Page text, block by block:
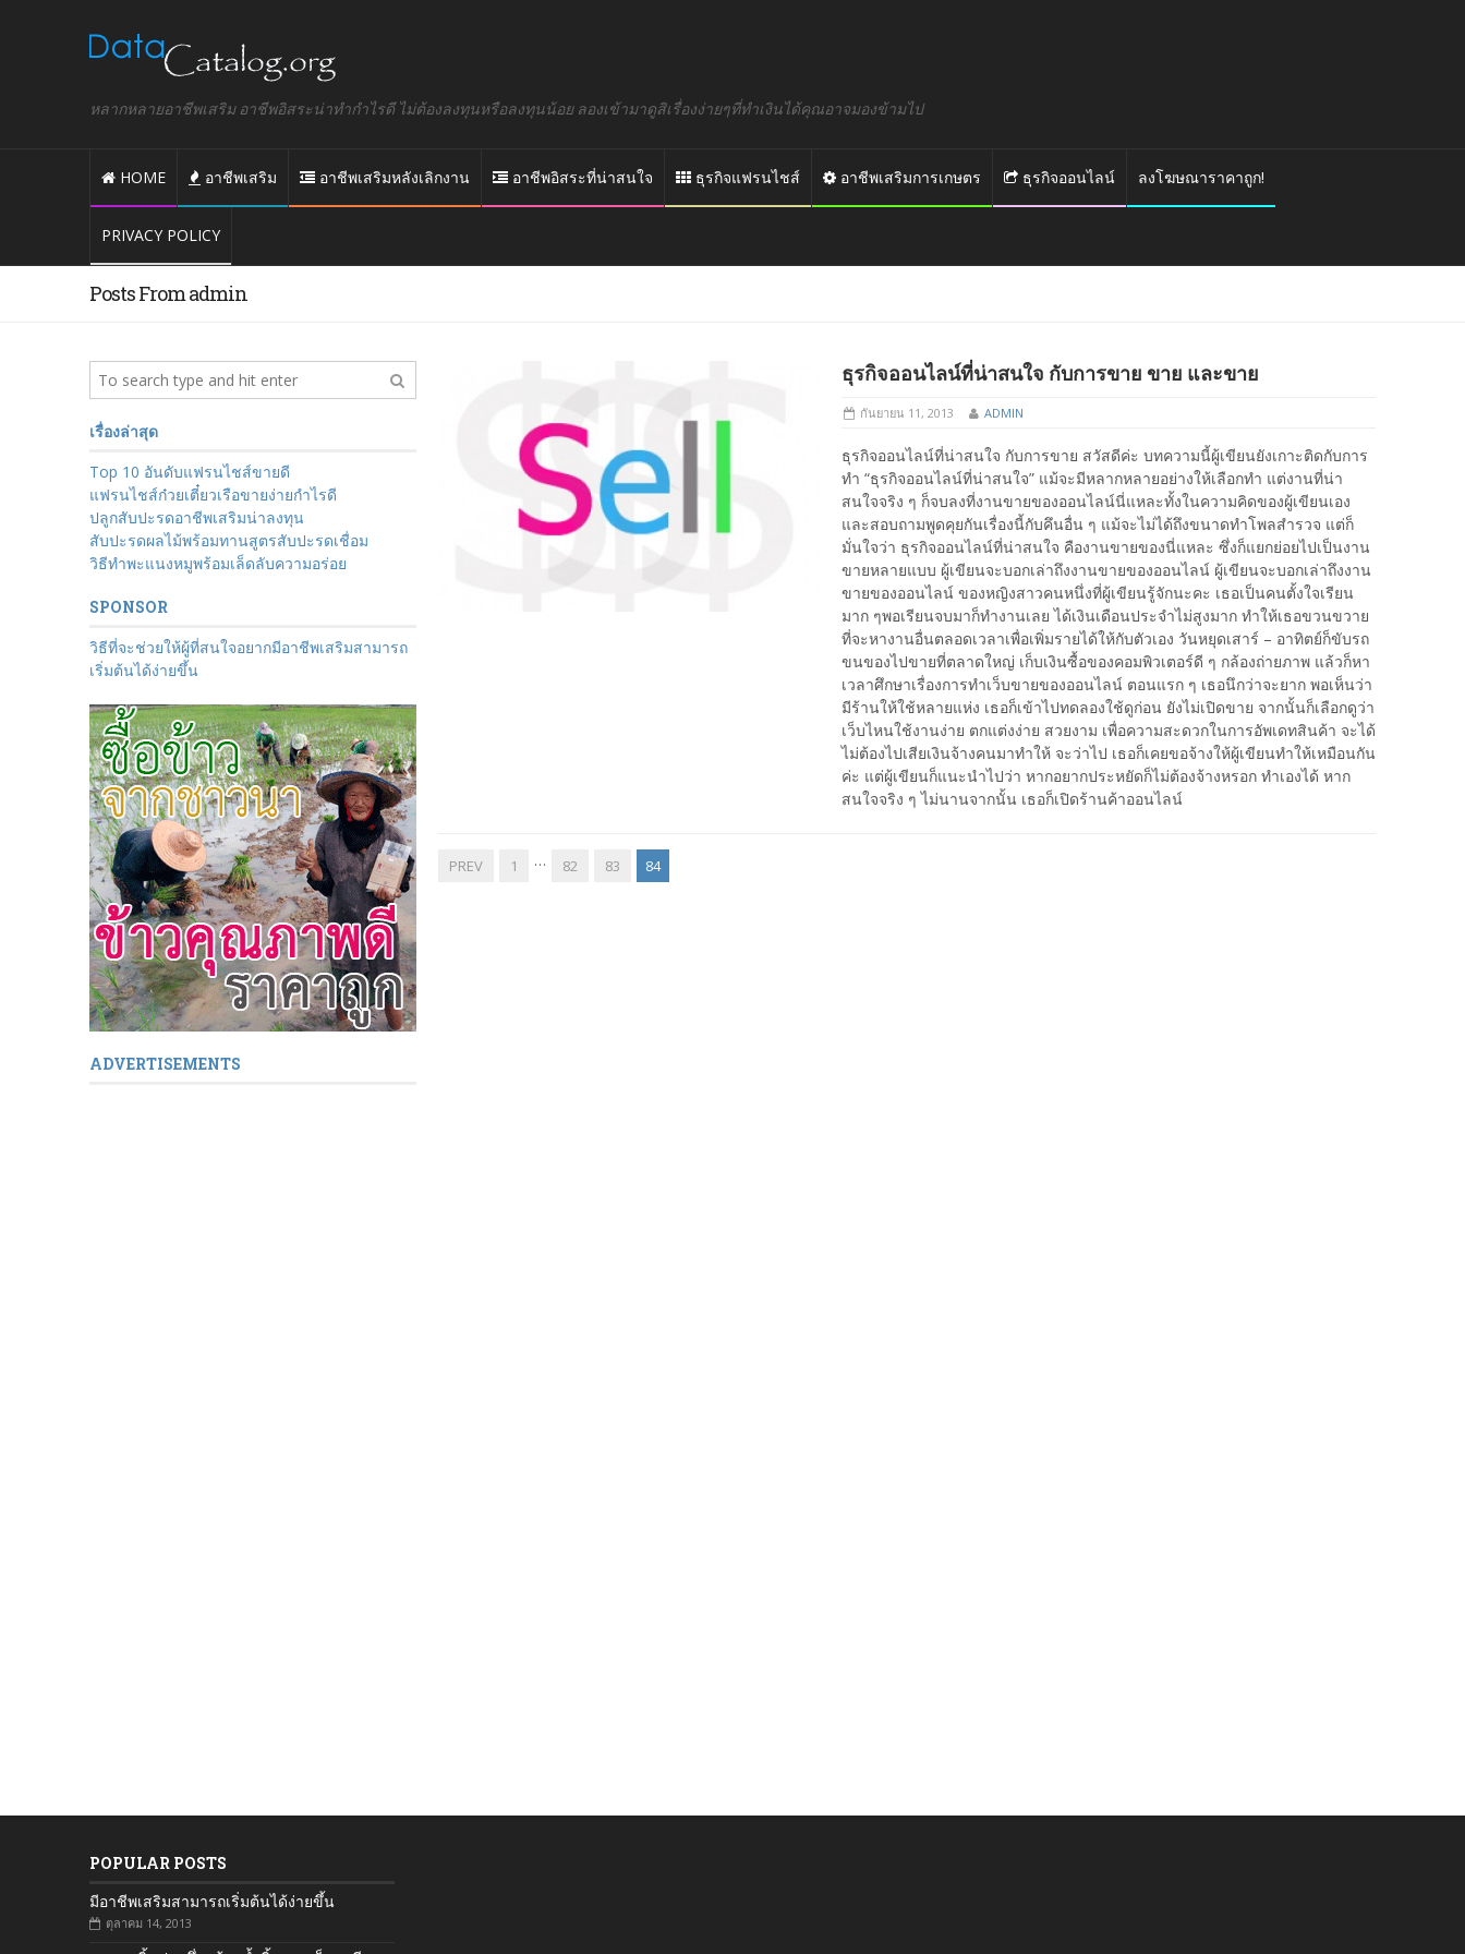
หลากหลายอาชีพเสริม อาชีพอิสระน่าทำกำไรดี ไม่ต้องลงทุนหรือลงทุนน้อย ลองเข้ามาดูสิเรื่องง่ายๆที่ทำเงินได้คุณอาจมองข้ามไป
HOME อาชีพเสริม อาชีพเสริมหลังเลิกงาน อาชีพอิสระที่น่าสนใจ ธุรกิจแฟรนไชส์ อาชีพเสริมการเกษตร ธุรกิจออนไลน์ ลงโฆษณาราคาถูก!
PRIVACY POLICY
Posts From admin
ธุรกิจออนไลน์ที่น่าสนใจ กับการขาย ขาย และขาย
กันยายน 11, 2013 ADMIN
ธุรกิจออนไลน์ที่น่าสนใจ กับการขาย สวัสดีค่ะ บทความนี้ผู้เขียนยังเกาะติดกับการ
ทำ “ธุรกิจออนไลน์ที่น่าสนใจ” แม้จะมีหลากหลายอย่างให้เลือกทำ แต่งานที่น่า
สนใจจริง ๆ ก็จบลงที่งานขายของออนไลน์นี่แหละทั้งในความคิดของผู้เขียนเอง
และสอบถามพูดคุยกันเรื่องนี้กับคึนอื่น ๆ แม้จะไม่ได้ถึงขนาดทำโพลสำรวจ แต่ก็
มั่นใจว่า ธุรกิจออนไลน์ที่น่าสนใจ คืองานขายของนี่แหละ ซึ่งก็แยกย่อยไปเป็นงาน
ขายหลายแบบ ผู้เขียนจะบอกเล่าถึงงานขายของออนไลน์ ผู้เขียนจะบอกเล่าถึงงาน
ขายของออนไลน์ ของหญิงสาวคนหนึ่งที่ผู้เขียนรู้จักนะคะ เธอเป็นคนตั้งใจเรียน
มาก ๆพอเรียนจบมาก็ทำงานเลย ได้เงินเดือนประจำไม่สูงมาก ทำให้เธอขวนขวาย
ที่จะหางานอื่นตลอดเวลาเพื่อเพิ่มรายได้ให้กับตัวเอง วันหยุดเสาร์ – อาทิตย์ก็ขับรถ
ขนของไปขายที่ตลาดใหญ่ เก็บเงินซื้อของคอมพิวเตอร์ดี ๆ กล้องถ่ายภาพ แล้วก็หา
เวลาศึกษาเรื่องการทำเว็บขายของออนไลน์ ตอนแรก ๆ เธอนึกว่าจะยาก พอเห็นว่า
มีร้านให้ใช้หลายแห่ง เธอก็เข้าไปทดลองใช้ดูก่อน ยังไม่เปิดขาย จากนั้นก็เลือกดูว่า
เว็บไหนใช้งานง่าย ตกแต่งง่าย สวยงาม เพื่อความสะดวกในการอัพเดทสินค้า จะได้
ไม่ต้องไปเสียเงินจ้างคนมาทำให้ จะว่าไป เธอก็เคยขอจ้างให้ผู้เขียนทำให้เหมือนกัน
ค่ะ แต่ผู้เขียนก็แนะนำไปว่า หากอยากประหยัดก็ไม่ต้องจ้างหรอก ทำเองได้ หาก
สนใจจริง ๆ ไม่นานจากนั้น เธอก็เปิดร้านค้าออนไลน์
PREV 1 … 82 83 84
เรื่องล่าสุด
Top 10 อันดับแฟรนไชส์ขายดี
แฟรนไชส์ก๋วยเตี๋ยวเรือขายง่ายกำไรดี
ปลูกสับปะรดอาชีพเสริมน่าลงทุน
สับปะรดผลไม้พร้อมทานสูตรสับปะรดเชื่อม
วิธีทำพะแนงหมูพร้อมเล็ดลับความอร่อย
SPONSOR
วิธีที่จะช่วยให้ผู้ที่สนใจอยากมีอาชีพเสริมสามารถ
เริ่มต้นได้ง่ายขึ้น
ADVERTISEMENTS
POPULAR POSTS
มีอาชีพเสริมสามารถเริ่มต้นได้ง่ายขึ้น
ตุลาคม 14, 2013